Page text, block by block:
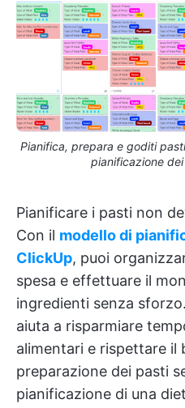
Pianifica, prepara e goditi
pianificazione
Pianificare i pasti non
Con il modello di
ClickUp, puoi
spesa e effettuare il
ingredienti senza
aiuta a risparmiare
alimentari e rispettare il
preparazione dei pasti
pianificazione di una